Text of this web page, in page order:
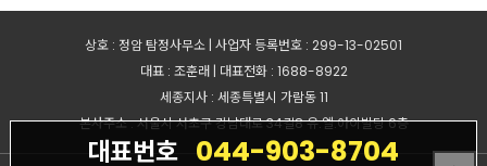
대표번호 044-903-8704
상호 : 정암 탐정사무소 | 사업자 등록번호 : 299-13-02501
대표 : 조훈래 | 대표전화 : 1688-8922
세종지사 : 세종특별시 가람동 11
본사주소 : 서울시 서초구 강남대로 34길8 유.엘.아이빌딩 6층